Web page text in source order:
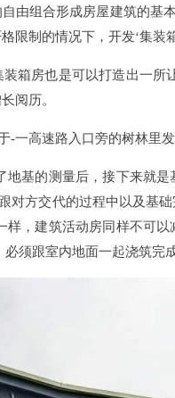
由组合形成房屋建筑的基
限制的情况下，开发‘集装
箱房也是可以打造出一
阅历。
-一高速路入口旁的树林里
地基的测量后，接下来就
对方交代的过程中以及基
样，建筑活动房同样不可
须跟室内地面一起浇筑完